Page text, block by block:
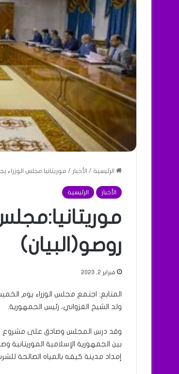
الرئيسية / الأخبار / موريتانيا:مجلس الوزراء
الأخبار الرئيسية
روصو(البيان)
فبراير 2, 2023
ولد الشيخ الغزواني، رئيس الجمهورية.
بين الجمهورية الإسلامية
إمداد مدينة كيفه بالمياه الصالحة